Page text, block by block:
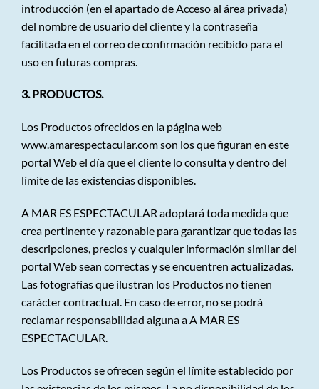
introducción (en el apartado de Acceso al área privada)
del nombre de usuario del cliente y la contraseña
facilitada en el correo de confirmación recibido para el
uso en futuras compras.
3. PRODUCTOS.
Los Productos ofrecidos en la página web
www.amarespectacular.comson los que figuran en este
portal Web el día que el cliente lo consulta y dentro del
límite de las existencias disponibles.
A MAR ES ESPECTACULAR adoptará toda medida que
crea pertinente y razonable para garantizar que todas las
descripciones, precios y cualquier información similar del
portal Web sean correctas y se encuentren actualizadas.
Las fotografías que ilustran los Productos no tienen
carácter contractual. En caso de error, no se podrá
reclamar responsabilidad alguna a A MAR ES
ESPECTACULAR.
Los Productos se ofrecen según el límite establecido por